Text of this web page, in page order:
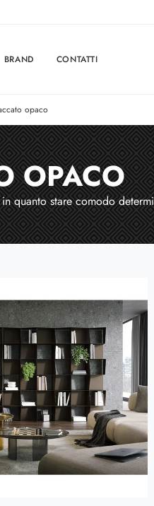
BRAND CONTATTI
opaco
OPACO
quanto stare comodo